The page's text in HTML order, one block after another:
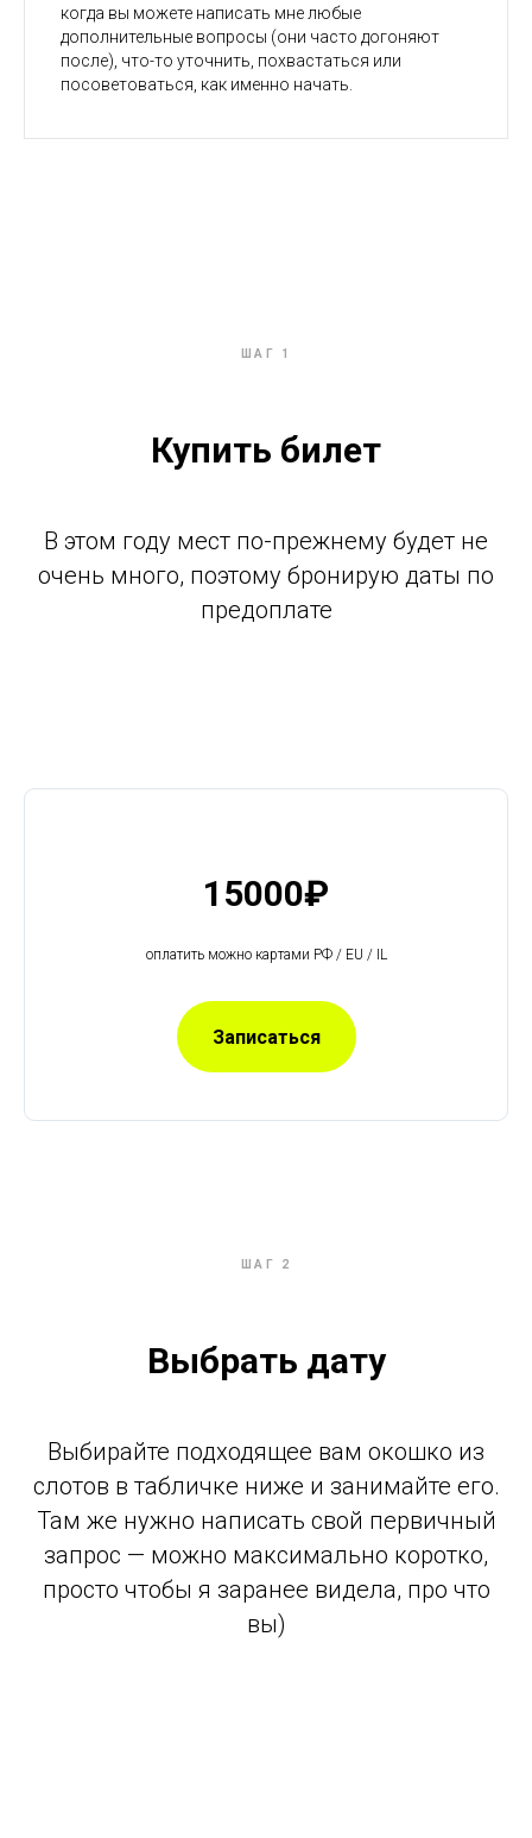
когда вы можете написать мне любые
дополнительные вопросы (они часто догоняют
после), что-то уточнить, похвастаться или
посоветоваться, как именно начать.
ШАГ 1
Купить билет
В этом году мест по-прежнему будет не
очень много, поэтому бронирую даты по
предоплате
15000₽
оплатить можно картами РФ / EU / IL
Записаться
ШАГ 2
Выбрать дату
Выбирайте подходящее вам окошко из
слотов в табличке ниже и занимайте его.
Там же нужно написать свой первичный
запрос — можно максимально коротко,
просто чтобы я заранее видела, про что
вы)